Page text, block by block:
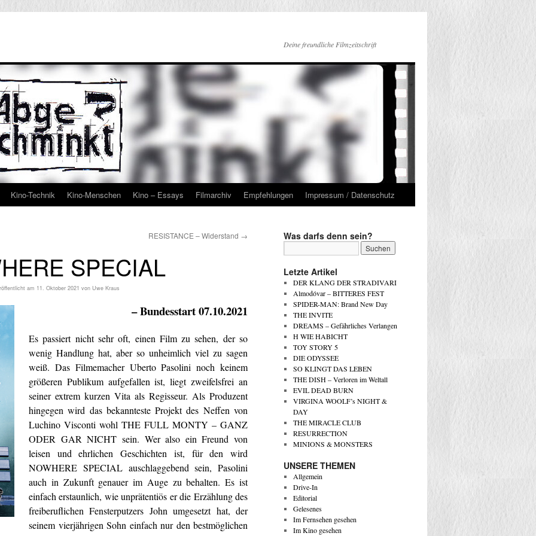
Deine freundliche Filmzeitschrift
Kino-Technik Kino-Menschen Kino – Essays Filmarchiv Empfehlungen Impressum / Datenschutz
RESISTANCE – Widerstand →
SPECIAL
am 11. Oktober 2021 von Uwe Kraus
– Bundesstart 07.10.2021
Es passiert nicht sehr oft, einen Film zu sehen, der so
wenig Handlung hat, aber so unheimlich viel zu sagen
weiß. Das Filmemacher Uberto Pasolini noch keinem
größeren Publikum aufgefallen ist, liegt zweifelsfrei an
seiner extrem kurzen Vita als Regisseur. Als Produzent
hingegen wird das bekannteste Projekt des Neffen von
Luchino Visconti wohl THE FULL MONTY – GANZ
ODER GAR NICHT sein. Wer also ein Freund von
leisen und ehrlichen Geschichten ist, für den wird
NOWHERE SPECIAL auschlaggebend sein, Pasolini
auch in Zukunft genauer im Auge zu behalten. Es ist
einfach erstaunlich, wie unprätentiös er die Erzählung des
freiberuflichen Fensterputzers John umgesetzt hat, der
seinem vierjährigen Sohn einfach nur den bestmöglichen
Was darfs denn sein?
Letzte Artikel
DER KLANG DER STRADIVARI
Almodóvar – BITTERES FEST
SPIDER-MAN: Brand New Day
THE INVITE
DREAMS – Gefährliches Verlangen
H WIE HABICHT
TOY STORY 5
DIE ODYSSEE
SO KLINGT DAS LEBEN
THE DISH – Verloren im Weltall
EVIL DEAD BURN
VIRGINA WOOLF’s NIGHT &
DAY
THE MIRACLE CLUB
RESURRECTION
MINIONS & MONSTERS
UNSERE THEMEN
Allgemein
Drive-In
Editorial
Gelesenes
Im Fernsehen gesehen
Im Kino gesehen